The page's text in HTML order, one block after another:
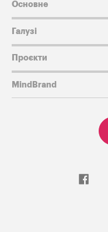
Основне
Галузі
Проєкти
MindBrand